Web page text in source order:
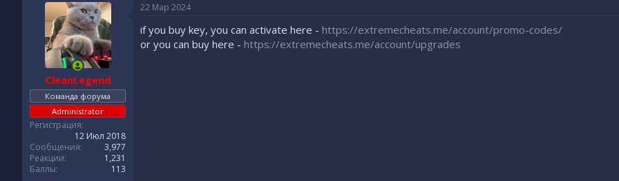
CleanLegend
Команда форума
Administrator
Регистрация
12 Июл 2018
Сообщения
3,977
Реакции
1,231
Баллы
113
22 Мар 2024
if you buy key, you can activate here - https://extremecheats.me/account/promo-codes/
or you can buy here - https://extremecheats.me/account/upgrades